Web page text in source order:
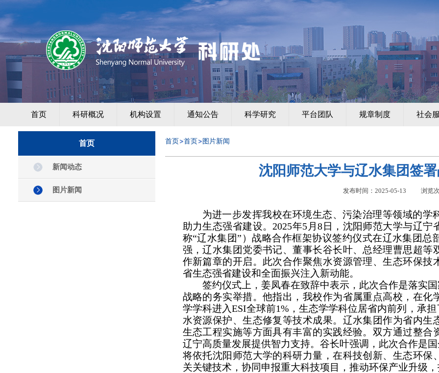
首页 科研概况 机构设置 通知公告 科学研究 平台团队 规章制度 社会
首页
新闻动态
图片新闻
首页 首页 图片新闻
沈阳师范大学与辽水集团签
发布时间：2025-05-13 浏览
为进一步发挥我校在环境生态、污染治理等领域的
助力生态强省建设。2025年5月8日，沈阳师范大学与辽
称“辽水集团”）战略合作框架协议签约仪式在辽水集团
强，辽水集团党委书记、董事长谷长叶、总经理曹思超
作新篇章的开启。此次合作聚焦水资源管理、生态环保
省生态强省建设和全面振兴注入新动能。
签约仪式上，姜凤春在致辞中表示，此次合作是落实
战略的务实举措。他指出，我校作为省属重点高校，在
学学科进入ESI全球前1%，生态学学科位居省内前列，承
水资源保护、生态修复等技术成果。辽水集团作为省内
生态工程实施等方面具有丰富的实践经验。双方通过整
辽宁高质量发展提供智力支持。谷长叶强调，此次合作是
将依托沈阳师范大学的科研力量，在科技创新、生态环
关关键技术，协同申报重大科技项目，推动环保产业升级